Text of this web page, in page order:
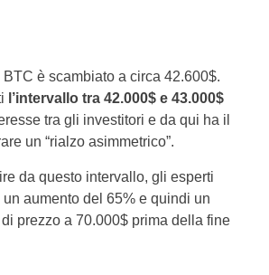
BTC è scambiato a circa 42.600$.
l’intervallo tra 42.000$ e 43.000$
tra gli investitori e da qui ha il
un “rialzo asimmetrico”.
da questo intervallo, gli esperti
aumento del 65% e quindi un
prezzo a 70.000$ prima della fine